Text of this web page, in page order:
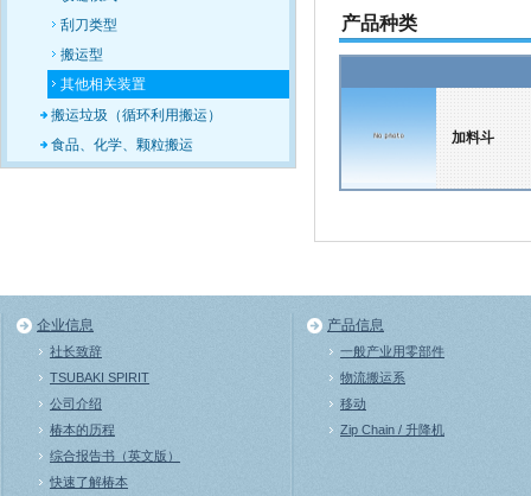
产品种类
加料斗
刮刀类型
搬运型
其他相关装置
搬运垃圾（循环利用搬运）
食品、化学、颗粒搬运
企业信息
社长致辞
TSUBAKI SPIRIT
公司介绍
椿本的历程
综合报告书（英文版）
快速了解椿本
产品信息
一般产业用零部件
物流搬运系
移动
Zip Chain / 升降机